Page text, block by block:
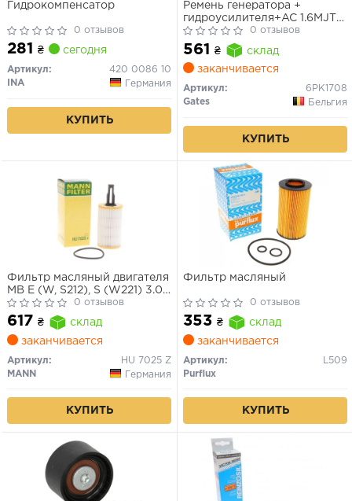
Гидрокомпенсатор
0 отзывов
281 ₴ сегодня
Артикул:
420 0086 10
INA
Германия
КУПИТЬ
Ремень генератора +
гидроусилителя+AC 1.6MJTD,
2.0MJTD Doblo 2009-
6РК1706
0 отзывов
561 ₴
склад
заканчивается
Артикул:
6PK1708
Gates
Бельгия
КУПИТЬ
Фильтр масляный двигателя
MB E (W, S212), S (W221) 3.0-
5.0 BlueEFFICIENCY 10- (пр-
во MANN)
0 отзывов
617 ₴
склад
заканчивается
Артикул:
HU 7025 Z
MANN
Германия
КУПИТЬ
Фильтр масляный
0 отзывов
353 ₴
склад
заканчивается
Артикул:
L509
Purflux
КУПИТЬ